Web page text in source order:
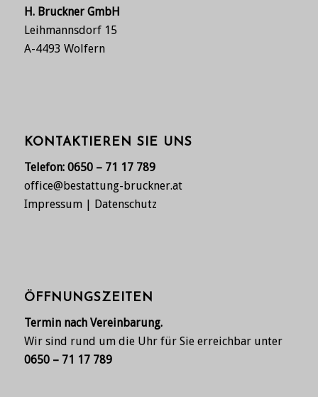
H. Bruckner GmbH
Leihmannsdorf 15
A-4493 Wolfern
KONTAKTIEREN SIE UNS
Telefon: 0650 – 71 17 789
office@bestattung-bruckner.at
Impressum| Datenschutz
ÖFFNUNGSZEITEN
Termin nach Vereinbarung.
Wir sind rund um die Uhr für Sie erreichbar unter
0650 – 71 17 789